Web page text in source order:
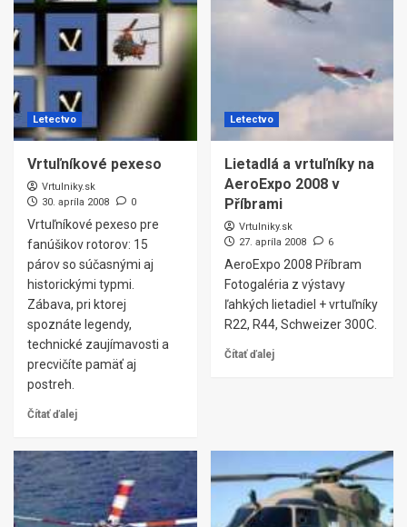
Letectvo
Vrtuľníkové pexeso
Vrtulniky.sk
30. apríla 2008
0
Vrtuľníkové pexeso pre
fanúšikov rotorov: 15
párov so súčasnými aj
historickými typmi.
Zábava, pri ktorej
spoznáte legendy,
technické zaujímavosti a
precvičíte pamäť aj
postreh.
Čítať ďalej
Letectvo
Lietadlá a vrtuľníky na
AeroExpo 2008 v
Příbrami
Vrtulniky.sk
27. apríla 2008
6
AeroExpo 2008 Příbram
Fotogaléria z výstavy
ľahkých lietadiel + vrtuľníky
R22, R44, Schweizer 300C.
Čítať ďalej